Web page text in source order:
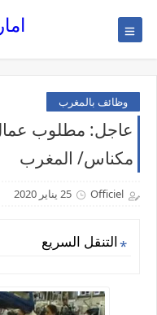
وظائف بالمغرب
عاجل: مطلوب
مكناس/ المغرب
Officiel 25 يناير 2020
التنقل السريع